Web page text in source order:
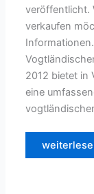
veröffentlicht.
verkaufen
2012 bietet in
eine
Der